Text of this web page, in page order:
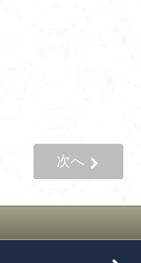
次へ